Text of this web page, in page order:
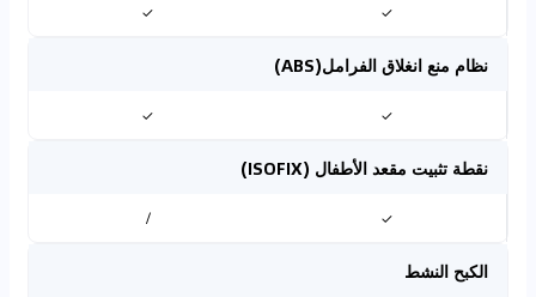
✓
✓
نظام منع انغلاق الفرامل(ABS)
✓
✓
نقطة تثبيت مقعد الأطفال (ISOFIX)
✓
/
الكبح النشط